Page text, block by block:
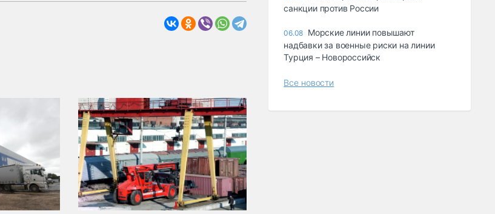
санкции против России
06.08 Морские линии повышают
надбавки за военные риски на линии
Турция – Новороссийск
Все новости